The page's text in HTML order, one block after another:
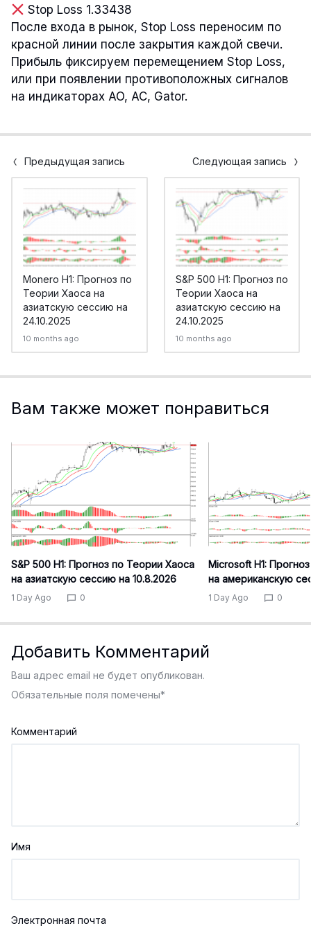
Stop Loss 1.33438
После входа в рынок, Stop Loss переносим по
красной линии после закрытия каждой свечи.
Прибыль фиксируем перемещением Stop Loss,
или при появлении противоположных сигналов
на индикаторах AO, AC, Gator.
Предыдущая запись Следующая запись
Monero H1: Прогноз по
Теории Хаоса на
азиатскую сессию на
24.10.2025
10 months ago
S&P 500 H1: Прогноз по
Теории Хаоса на
азиатскую сессию на
24.10.2025
10 months ago
Вам также может понравиться
S&P 500 H1: Прогноз по Теории Хаоса
на азиатскую сессию на 10.8.2026
1 Day Ago 0
Microsoft H1:
на американскую
1 Day Ago 0
Добавить Комментарий
Ваш адрес email не будет опубликован.
Обязательные поля помечены*
Комментарий
Имя
Электронная почта